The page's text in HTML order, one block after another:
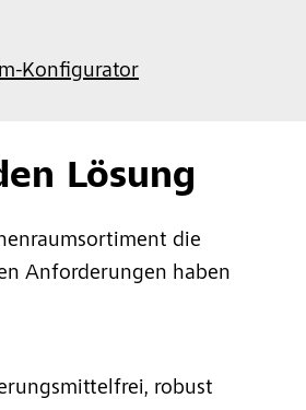
Konfigurator
Lösung
die
Anforderungen haben
robust